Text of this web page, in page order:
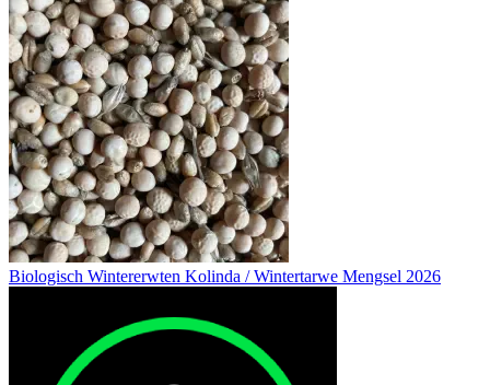
Biologisch Wintererwten Kolinda / Wintertarwe Mengsel 2026